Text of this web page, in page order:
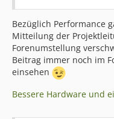
Bezüglich Performance
Mitteilung der
Forenumstellung
Beitrag immer noch im
einsehen
Bessere Hardware und